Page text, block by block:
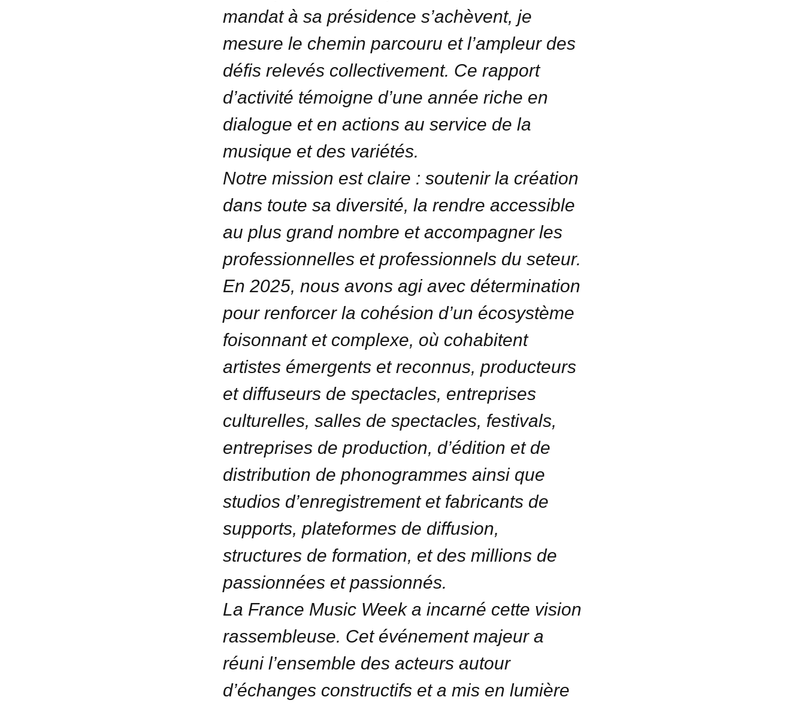
mandat à sa présidence s’achèvent, je
mesure le chemin parcouru et l’ampleur des
défis relevés collectivement. Ce rapport
d’activité témoigne d’une année riche en
dialogue et en actions au service de la
musique et des variétés.
Notre mission est claire : soutenir la création
dans toute sa diversité, la rendre accessible
au plus grand nombre et accompagner les
professionnelles et professionnels du seteur.
En 2025, nous avons agi avec détermination
pour renforcer la cohésion d’un écosystème
foisonnant et complexe, où cohabitent
artistes émergents et reconnus, producteurs
et diffuseurs de spectacles, entreprises
culturelles, salles de spectacles, festivals,
entreprises de production, d’édition et de
distribution de phonogrammes ainsi que
studios d’enregistrement et fabricants de
supports, plateformes de diffusion,
structures de formation, et des millions de
passionnées et passionnés.
La France Music Week a incarné cette vision
rassembleuse. Cet événement majeur a
réuni l’ensemble des acteurs autour
d’échanges constructifs et a mis en lumière